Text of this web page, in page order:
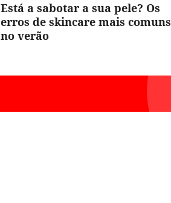
Está a sabotar a sua pele? Os
erros de skincare mais comuns
no verão